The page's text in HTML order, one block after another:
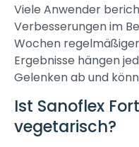
Viele Anwender
Verbesserungen im
Wochen
Ergebnisse hängen
Gelenken ab und
Ist Sanoflex
vegetarisch?